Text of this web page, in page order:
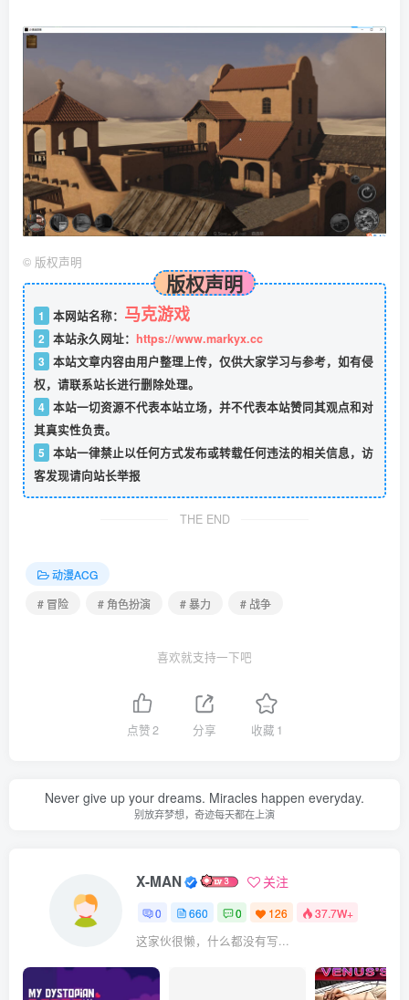
© 版权声明
版权声明
1 本网站名称： 马克游戏
2 本站永久网址： https://www.markyx.cc
3 本站文章内容由用户整理上传，仅供大家学习与参考，如有侵
权，请联系站长进行删除处理。
4 本站一切资源不代表本站立场，并不代表本站赞同其观点和对
其真实性负责。
5 本站一律禁止以任何方式发布或转载任何违法的相关信息，访
客发现请向站长举报
THE END
动漫ACG
# 冒险
# 角色扮演 # 暴力 # 战争
喜欢就支持一下吧
点赞2 分享 收藏 1
Never give up your dreams. Miracles happen everyday.
别放弃梦想，奇迹每天都在上演
X-MAN 关注
0 660 0 126 37.7W+
这家伙很懒，什么都没有写...